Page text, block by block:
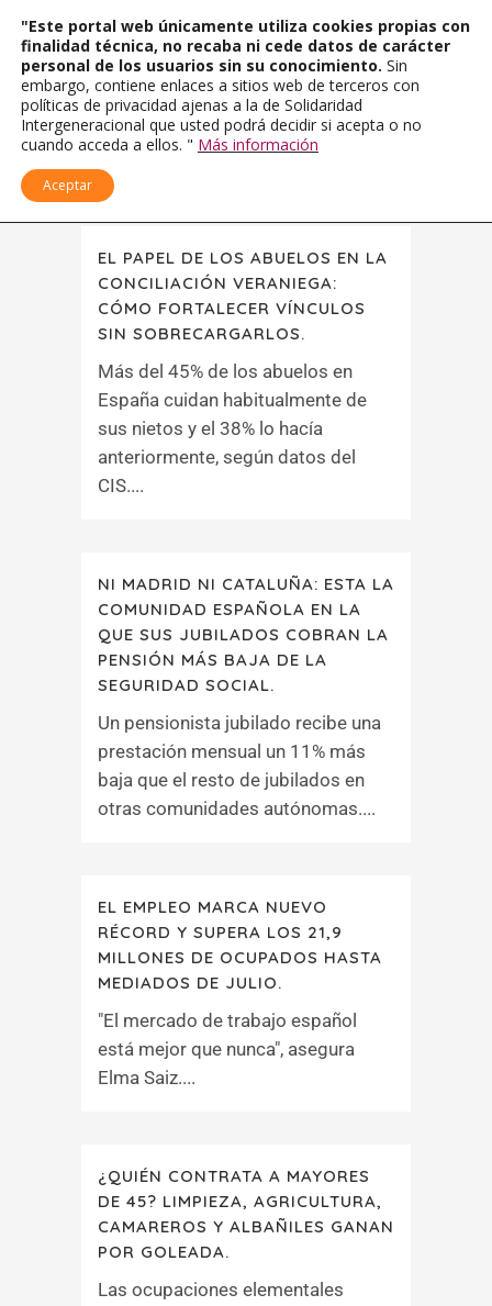
EL PAPEL DE LOS ABUELOS EN LA
CONCILIACIÓN VERANIEGA:
CÓMO FORTALECER VÍNCULOS
SIN SOBRECARGARLOS.
Más del 45% de los abuelos en
España cuidan habitualmente de
sus nietos y el 38% lo hacía
anteriormente, según datos del
CIS....
NI MADRID NI CATALUÑA: ESTA LA
COMUNIDAD ESPAÑOLA EN LA
QUE SUS JUBILADOS COBRAN LA
PENSIÓN MÁS BAJA DE LA
SEGURIDAD SOCIAL.
Un pensionista jubilado recibe una
prestación mensual un 11% más
baja que el resto de jubilados en
otras comunidades autónomas....
EL EMPLEO MARCA NUEVO
RÉCORD Y SUPERA LOS 21,9
MILLONES DE OCUPADOS HASTA
MEDIADOS DE JULIO.
"El mercado de trabajo español
está mejor que nunca", asegura
Elma Saiz....
¿QUIÉN CONTRATA A MAYORES
DE 45? LIMPIEZA, AGRICULTURA,
CAMAREROS Y ALBAÑILES GANAN
POR GOLEADA.
Las ocupaciones elementales
"Este portal web únicamente utiliza cookies propias con
finalidad técnica, no recaba ni cede datos de carácter
personal de los usuarios sin su conocimiento. Sin
embargo, contiene enlaces a sitios web de terceros con
políticas de privacidad ajenas a la de Solidaridad
Intergeneracional que usted podrá decidir si acepta o no
cuando acceda a ellos. " Más información
Aceptar